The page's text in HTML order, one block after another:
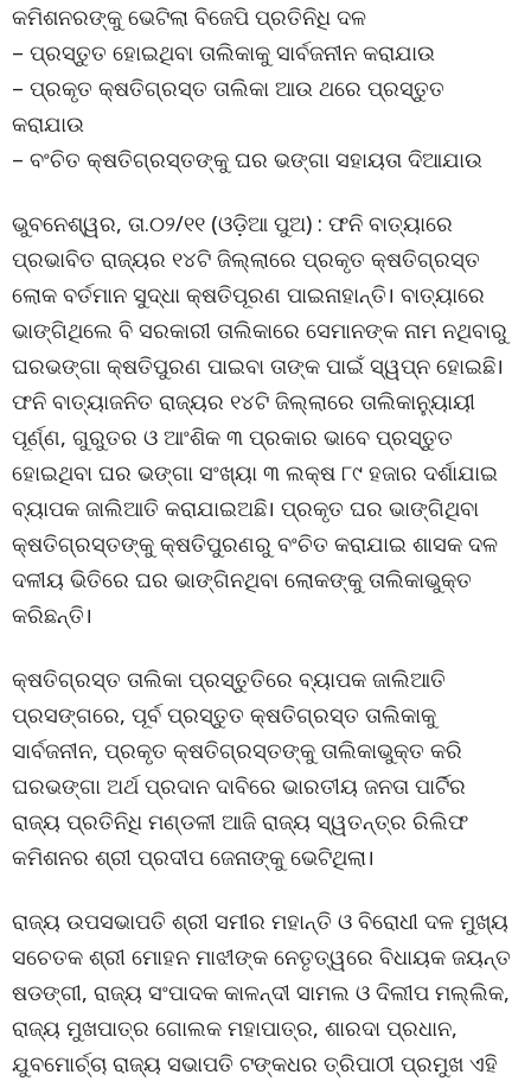
କମିଶନରଙ୍କୁ ଭେଟିଲା ବିଜେପି ପ୍ରତିନିଧି ଦଳ
– ପ୍ରସ୍ତୁତ ହୋଇଥିବା ତାଲିକାକୁ ସାର୍ବଜନୀନ କରାଯାଉ
– ପ୍ରକୃତ କ୍ଷତିଗ୍ରସ୍ତ ତାଲିକା ଆଉ ଥରେ ପ୍ରସ୍ତୁତ
କରାଯାଉ
– ବଂଚିତ କ୍ଷତିଗ୍ରସ୍ତଙ୍କୁ ଘର ଭଙ୍ଗା ସହାୟତା ଦିଆଯାଉ
ଭୁବନେଶ୍ୱର, ତା.୦୨/୧୧ (ଓଡ଼ିଆ ପୁଅ) : ଫନି ବାତ୍ୟାରେ
ପ୍ରଭାବିତ ରାଜ୍ୟର ୧୪ଟି ଜିଲ୍ଲାରେ ପ୍ରକୃତ କ୍ଷତିଗ୍ରସ୍ତ
ଲୋକ ବର୍ତମାନ ସୁଦ୍ଧା କ୍ଷତିପୂରଣ ପାଇନାହାନ୍ତି। ବାତ୍ୟାରେ
ଭାଙ୍ଗିଥିଲେ ବି ସରକାରୀ ତାଲିକାରେ ସେମାନଙ୍କ ନାମ ନଥିବାରୁ
ଘରଭଙ୍ଗା କ୍ଷତିପୁରଣ ପାଇବା ତାଙ୍କ ପାଇଁ ସ୍ୱପ୍ନ ହୋଇଛି।
ଫନି ବାତ୍ୟାଜନିତ ରାଜ୍ୟର ୧୪ଟି ଜିଲ୍ଲାରେ ତାଲିକାନୁ୍ୟାୟୀ
ପୂର୍ଣ୍ଣ, ଗୁରୁତର ଓ ଆଂଶିକ ୩ ପ୍ରକାର ଭାବେ ପ୍ରସ୍ତୁତ
ହୋଇଥିବା ଘର ଭଙ୍ଗା ସଂଖ୍ୟା ୩ ଲକ୍ଷ ୮୯ ହଜାର ଦର୍ଶାଯାଇ
ବ୍ୟାପକ ଜାଲିଆତି କରାଯାଇଅଛି। ପ୍ରକୃତ ଘର ଭାଙ୍ଗିଥିବା
କ୍ଷତିଗ୍ରସ୍ତଙ୍କୁ କ୍ଷତିପୁରଣରୁ ବଂଚିତ କରାଯାଇ ଶାସକ ଦଳ
ଦଳୀୟ ଭିତିରେ ଘର ଭାଙ୍ଗିନଥିବା ଲୋକଙ୍କୁ ତାଲିକାଭୁକ୍ତ
କରିଛନ୍ତି।
କ୍ଷତିଗ୍ରସ୍ତ ତାଲିକା ପ୍ରସ୍ତୁତିରେ ବ୍ୟାପକ ଜାଲିଆତି
ପ୍ରସଙ୍ଗରେ, ପୂର୍ବ ପ୍ରସ୍ତୁତ କ୍ଷତିଗ୍ରସ୍ତ ତାଲିକାକୁ
ସାର୍ବଜନୀନ, ପ୍ରକୃତ କ୍ଷତିଗ୍ରସ୍ତଙ୍କୁ ତାଲିକାଭୁକ୍ତ କରି
ଘରଭଙ୍ଗା ଅର୍ଥ ପ୍ରଦାନ ଦାବିରେ ଭାରତୀୟ ଜନତା ପାର୍ଟିର
ରାଜ୍ୟ ପ୍ରତିନିଧି ମଣ୍ଡଳୀ ଆଜି ରାଜ୍ୟ ସ୍ୱତନ୍ତ୍ର ରିଲିଫ
କମିଶନର ଶ୍ରୀ ପ୍ରଦୀପ ଜେନାଙ୍କୁ ଭେଟିଥିଲା।
ରାଜ୍ୟ ଉପସଭାପତି ଶ୍ରୀ ସମୀର ମହାନ୍ତି ଓ ବିରୋଧୀ ଦଳ ମୁଖ୍ୟ
ସଚେତକ ଶ୍ରୀ ମୋହନ ମାଝୀଙ୍କ ନେତୃତ୍ୱରେ ବିଧାୟକ ଜୟନ୍ତ
ଷଡଙ୍ଗୀ, ରାଜ୍ୟ ସଂପାଦକ କାଳନ୍ଦୀ ସାମଲ ଓ ଦିଲୀପ ମଲ୍ଲିକ,
ରାଜ୍ୟ ମୁଖପାତ୍ର ଗୋଲକ ମହାପାତ୍ର, ଶାରଦା ପ୍ରଧାନ,
ଯୁବମୋର୍ଚ୍ଚା ରାଜ୍ୟ ସଭାପତି ଟଙ୍କଧର ତ୍ରିପାଠୀ ପ୍ରମୁଖ ଏହି